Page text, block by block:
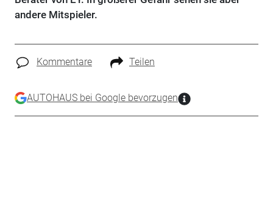
andere Mitspieler.
Kommentare Teilen
AUTOHAUS bei Google bevorzugen